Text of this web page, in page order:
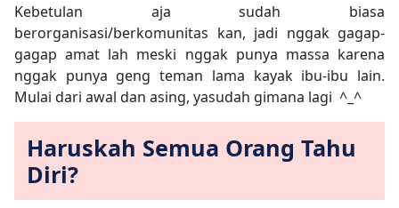
Kebetulan aja sudah biasa
berorganisasi/berkomunitas kan, jadi nggak gagap-
gagap amat lah meski nggak punya massa karena
nggak punya geng teman lama kayak ibu-ibu lain.
Mulai dari awal dan asing, yasudah gimana lagi ^_^
Haruskah Semua Orang Tahu
Diri?